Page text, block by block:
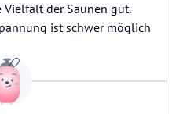
Vielfalt der Saunen gut.
ist schwer möglich